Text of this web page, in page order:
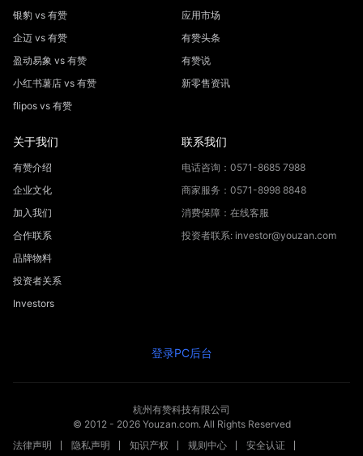
银豹 vs 有赞
企迈 vs 有赞
盈动易象 vs 有赞
小红书薯店 vs 有赞
flipos vs 有赞
应用市场
有赞头条
有赞说
新零售资讯
关于我们
有赞介绍
企业文化
加入我们
合作联系
品牌物料
投资者关系
Investors
联系我们
电话咨询：0571-8685 7988
商家服务：0571-8998 8848
消费保障：在线客服
投资者联系: investor@youzan.com
登录PC后台
杭州有赞科技有限公司
© 2012 - 2026Youzan.com. All Rights Reserved
法律声明
隐私声明 知识产权 规则中心 安全认证